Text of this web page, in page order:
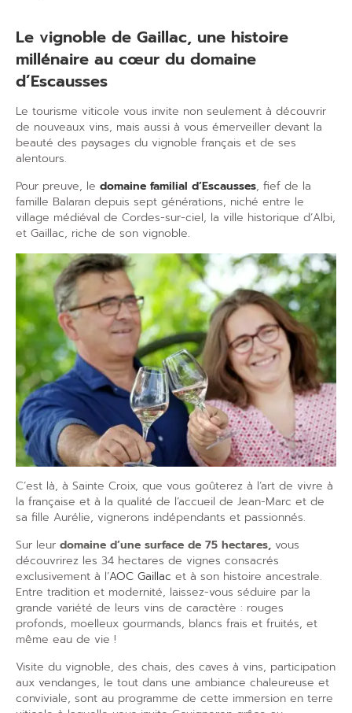
Le vignoble de Gaillac, une histoire
millénaire au cœur du domaine
d’Escausses
Le tourisme viticole vous invite non seulement à découvrir
de nouveaux vins, mais aussi à vous émerveiller devant la
beauté des paysages du vignoble français et de ses
alentours.
Pour preuve, le domaine familial d’Escausses, fief de la
famille Balaran depuis sept générations, niché entre le
village médiéval de Cordes-sur-ciel, la ville historique d’Albi,
et Gaillac, riche de son vignoble.
C’est là, à Sainte Croix, que vous goûterez à l’art de vivre à
la française et à la qualité de l’accueil de Jean-Marc et de
sa fille Aurélie, vignerons indépendants et passionnés.
Sur leur domaine d’une surface de 75 hectares, vous
découvrirez les 34 hectares de vignes consacrés
exclusivement à l’AOC Gaillac et à son histoire ancestrale.
Entre tradition et modernité, laissez-vous séduire par la
grande variété de leurs vins de caractère : rouges
profonds, moelleux gourmands, blancs frais et fruités, et
même eau de vie !
Visite du vignoble, des chais, des caves à vins, participation
aux vendanges, le tout dans une ambiance chaleureuse et
conviviale, sont au programme de cette immersion en terre